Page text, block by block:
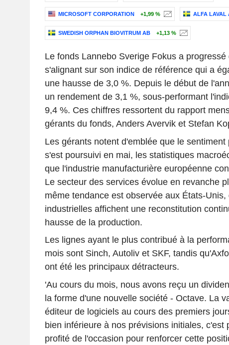
MICROSOFT CORPORATION +1,99 % ALFA LAVAL
SWEDISH ORPHAN BIOVITRUM AB +1,13 %
Le fonds Lannebo Sverige Fokus a
s'alignant sur son indice de référence qui a
une hausse de 3,0 %. Depuis le début de
un rendement de 3,1 %, sous-performant
9,4 %. Ces chiffres ressortent du rapport
gérants du fonds, Anders Avervik et Stefan
Les gérants notent d'emblée que le sentiment
s'est poursuivi en mai, les statistiques
que l'industrie manufacturière européenne
Le secteur des services évolue en revanche
même tendance est observée aux États-
industrielles affichent une reconstitution
hausse de la production.
Les lignes ayant le plus contribué à la
mois sont Sinch, Autoliv et SKF, tandis
ont été les principaux détracteurs.
'Au cours du mois, nous avons reçu un
la forme d'une nouvelle société - Octave. La
éditeur de logiciels au cours des premiers
bien inférieure à nos prévisions initiales, c'est
profité de l'occasion pour renforcer cette